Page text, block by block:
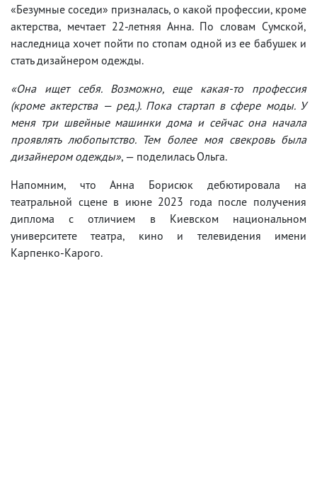
«Безумные соседи» призналась, о какой профессии, кроме
актерства, мечтает 22-летняя Анна. По словам Сумской,
наследница хочет пойти по стопам одной из ее бабушек и
стать дизайнером одежды.
«Она ищет себя. Возможно, еще какая-то профессия
(кроме актерства — ред.). Пока стартап в сфере моды. У
меня три швейные машинки дома и сейчас она начала
проявлять любопытство. Тем более моя свекровь была
дизайнером одежды», — поделилась Ольга.
Напомним, что Анна Борисюк дебютировала на
театральной сцене в июне 2023 года после получения
диплома с отличием в Киевском национальном
университете театра, кино и телевидения имени
Карпенко-Карого.